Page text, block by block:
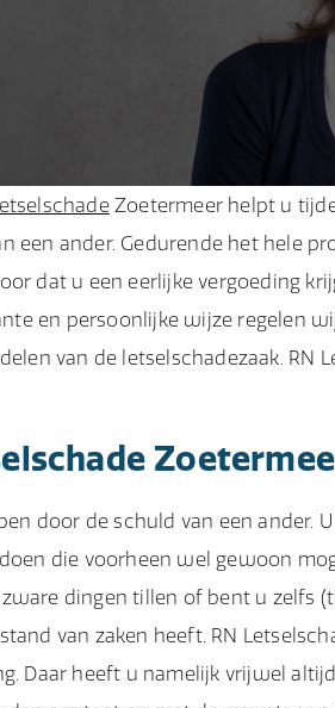
Zoetermeer helpt u
ander. Gedurende het hele
dat u een eerlijke vergoeding
en persoonlijke wijze regelen
van de letselschadezaak. RN
door de schuld van een ander.
die voorheen wel gewoon
dingen tillen of bent u zelfs
van zaken heeft. RN
Daar heeft u namelijk vrijwel